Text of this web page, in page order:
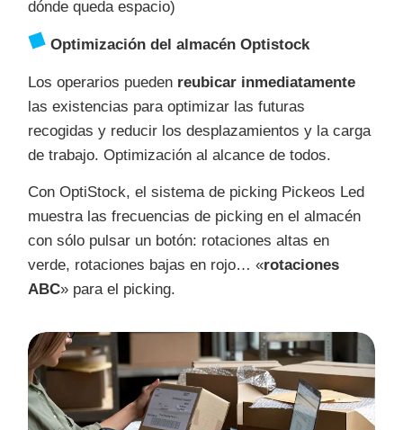
dónde queda espacio)
Optimización del almacén Optistock
Los operarios pueden reubicar inmediatamente
las existencias para optimizar las futuras
recogidas y reducir los desplazamientos y la carga
de trabajo. Optimización al alcance de todos.
Con OptiStock, el sistema de picking Pickeos Led
muestra las frecuencias de picking en el almacén
con sólo pulsar un botón: rotaciones altas en
verde, rotaciones bajas en rojo… «rotaciones
ABC» para el picking.